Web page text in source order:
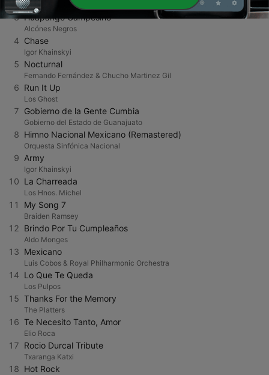
Fey
3 Huapango Campesino
Alcónes Negros
4 Chase
Igor Khainskyi
5 Nocturnal
Fernando Fernández & Chucho Martinez Gil
6 Run It Up
Los Ghost
7 Gobierno de la Gente Cumbia
Gobierno del Estado de Guanajuato
8 Himno Nacional Mexicano (Remastered)
Orquesta Sinfónica Nacional
9 Army
Igor Khainskyi
10 La Charreada
Los Hnos. Michel
11 My Song 7
Braiden Ramsey
12 Brindo Por Tu Cumpleaños
Aldo Monges
13 Mexicano
Luis Cobos & Royal Philharmonic Orchestra
14 Lo Que Te Queda
Los Pulpos
15 Thanks For the Memory
The Platters
16 Te Necesito Tanto, Amor
Elio Roca
17 Rocio Durcal Tribute
Txaranga Katxi
18 Hot Rock